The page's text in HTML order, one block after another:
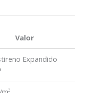
Valor
Expandido